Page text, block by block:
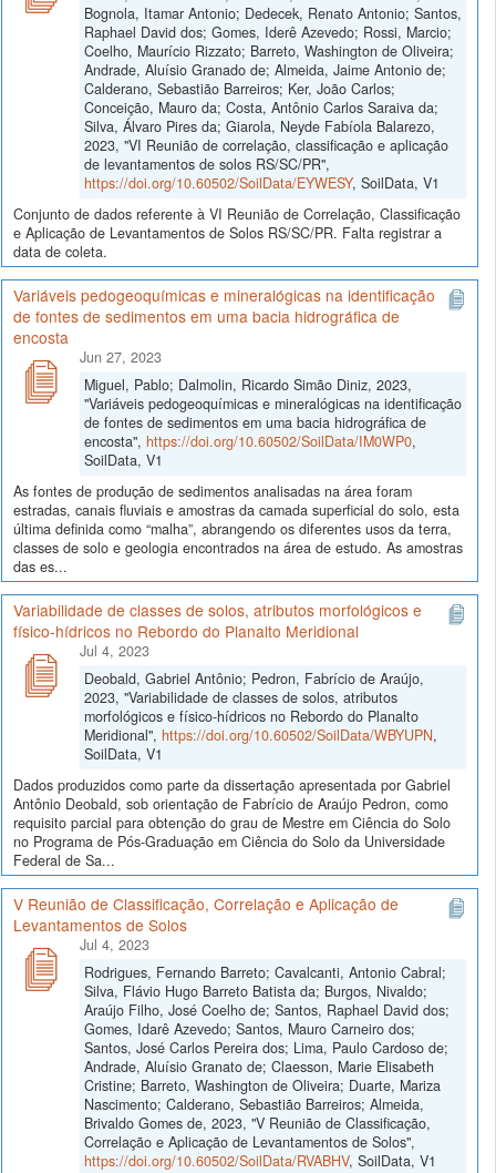
Bognola, Itamar Antonio; Dedecek, Renato Antonio; Santos,
Raphael David dos; Gomes, Iderê Azevedo; Rossi, Marcio;
Coelho, Maurício Rizzato; Barreto, Washington de Oliveira;
Andrade, Aluísio Granado de; Almeida, Jaime Antonio de;
Calderano, Sebastião Barreiros; Ker, João Carlos;
Conceição, Mauro da; Costa, Antônio Carlos Saraiva da;
Silva, Álvaro Pires da; Giarola, Neyde Fabíola Balarezo,
2023, "VI Reunião de correlação, classificação e aplicação
de levantamentos de solos RS/SC/PR",
https://doi.org/10.60502/SoilData/EYWESY, SoilData, V1
Conjunto de dados referente à VI Reunião de Correlação, Classificação
e Aplicação de Levantamentos de Solos RS/SC/PR. Falta registrar a
data de coleta.
Variáveis pedogeoquímicas e mineralógicas na identificação
de fontes de sedimentos em uma bacia hidrográfica de
encosta
Jun 27, 2023
Miguel, Pablo; Dalmolin, Ricardo Simão Diniz, 2023,
"Variáveis pedogeoquímicas e mineralógicas na identificação
de fontes de sedimentos em uma bacia hidrográfica de
encosta", https://doi.org/10.60502/SoilData/IM0WP0,
SoilData, V1
As fontes de produção de sedimentos analisadas na área foram
estradas, canais fluviais e amostras da camada superficial do solo, esta
última definida como “malha”, abrangendo os diferentes usos da terra,
classes de solo e geologia encontrados na área de estudo. As amostras
das es...
Variabilidade de classes de solos, atributos morfológicos e
físico-hídricos no Rebordo do Planalto Meridional
Jul 4, 2023
Deobald, Gabriel Antônio; Pedron, Fabrício de Araújo,
2023, "Variabilidade de classes de solos, atributos
morfológicos e físico-hídricos no Rebordo do Planalto
Meridional", https://doi.org/10.60502/SoilData/WBYUPN,
SoilData, V1
Dados produzidos como parte da dissertação apresentada por Gabriel
Antônio Deobald, sob orientação de Fabrício de Araújo Pedron, como
requisito parcial para obtenção do grau de Mestre em Ciência do Solo
no Programa de Pós-Graduação em Ciência do Solo da Universidade
Federal de Sa...
V Reunião de Classificação, Correlação e Aplicação de
Levantamentos de Solos
Jul 4, 2023
Rodrigues, Fernando Barreto; Cavalcanti, Antonio Cabral;
Silva, Flávio Hugo Barreto Batista da; Burgos, Nivaldo;
Araújo Filho, José Coelho de; Santos, Raphael David dos;
Gomes, Idarê Azevedo; Santos, Mauro Carneiro dos;
Santos, José Carlos Pereira dos; Lima, Paulo Cardoso de;
Andrade, Aluísio Granato de; Claesson, Marie Elisabeth
Cristine; Barreto, Washington de Oliveira; Duarte, Mariza
Nascimento; Calderano, Sebastião Barreiros; Almeida,
Brivaldo Gomes de, 2023, "V Reunião de Classificação,
Correlação e Aplicação de Levantamentos de Solos",
https://doi.org/10.60502/SoilData/RVABHV, SoilData, V1